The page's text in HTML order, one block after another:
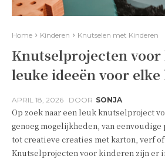
Home Kinderen Knutselen met Kinderen
Knutselprojecten voor
leuke ideeën voor
APRIL 18, 2026 DOOR SONJA
Op zoek naar een leuk knutselproject
genoeg mogelijkheden, van
tot creatieve creaties met karton, verf
Knutselprojecten voor kinderen zijn er